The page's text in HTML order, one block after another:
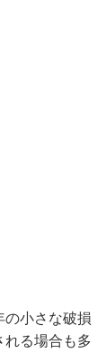
小さな破損
る場合も多